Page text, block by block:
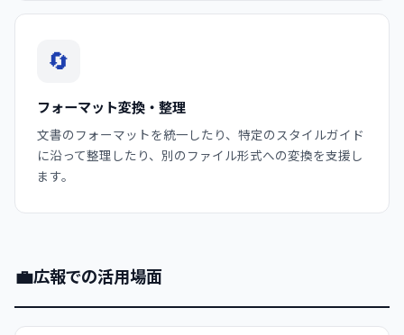
🔄
フォーマット変換・整理
文書のフォーマットを統一したり、特定のスタイルガイド
に沿って整理したり、別のファイル形式への変換を支援し
ます。
💼広報での活用場面